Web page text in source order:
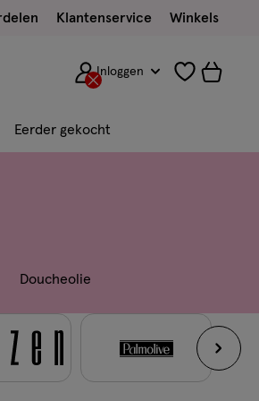
Klantenservice Winkels
Inloggen
Eerder gekocht
Doucheolie